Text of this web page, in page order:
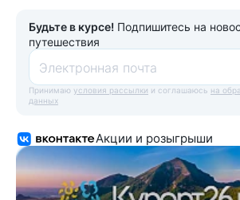
Будьте в курсе! Подпишитесь на
путешествия
Электронная почта
Принимаю условия рассылки и соглашаюсь на
данных
Акции и розыгрыши